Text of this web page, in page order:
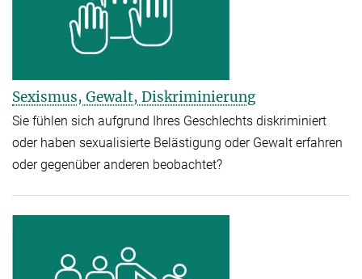
Sexismus, Gewalt, Diskriminierung
Sie fühlen sich aufgrund Ihres Geschlechts diskriminiert
oder haben sexualisierte Belästigung oder Gewalt erfahren
oder gegenüber anderen beobachtet?